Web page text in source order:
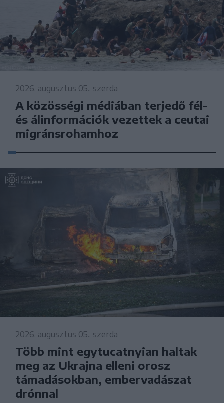
2026. augusztus 05., szerda
A közösségi médiában terjedő fél-
és álinformációk vezettek a ceutai
migránsrohamhoz
2026. augusztus 05., szerda
Több mint egytucatnyian haltak
meg az Ukrajna elleni orosz
támadásokban, embervadászat
drónnal